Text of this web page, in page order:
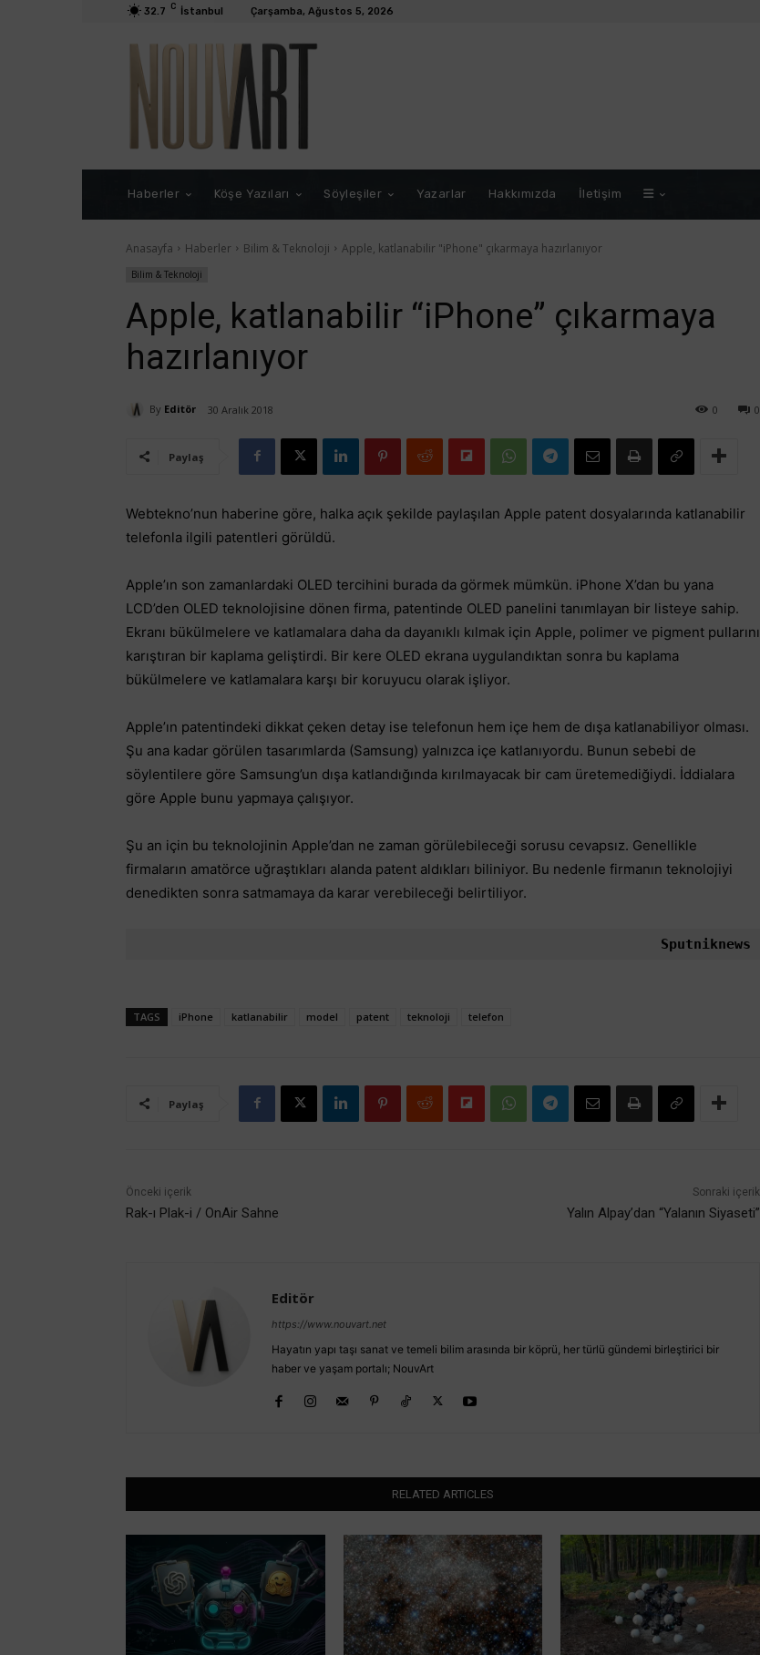
32.7 C İstanbul Çarşamba, Ağustos 5, 2026
Haberler Köşe Yazıları Söyleşiler Yazarlar Hakkımızda İletişim
Anasayfa Haberler Bilim & Teknoloji Apple, katlanabilir "iPhone" çıkarmaya hazırlanıyor
Bilim & Teknoloji
Apple, katlanabilir “iPhone” çıkarmaya
hazırlanıyor
By Editör 30 Aralık 2018 0
0
Paylaş
Webtekno’nun haberine göre, halka açık şekilde paylaşılan Apple patent dosyalarında katlanabilir
telefonla ilgili patentleri görüldü.
Apple’ın son zamanlardaki OLED tercihini burada da görmek mümkün. iPhone X’dan bu yana
LCD’den OLED teknolojisine dönen firma, patentinde OLED panelini tanımlayan bir listeye sahip.
Ekranı bükülmelere ve katlamalara daha da dayanıklı kılmak için Apple, polimer ve pigment pullarını
karıştıran bir kaplama geliştirdi. Bir kere OLED ekrana uygulandıktan sonra bu kaplama
bükülmelere ve katlamalara karşı bir koruyucu olarak işliyor.
Apple’ın patentindeki dikkat çeken detay ise telefonun hem içe hem de dışa katlanabiliyor olması.
Şu ana kadar görülen tasarımlarda (Samsung) yalnızca içe katlanıyordu. Bunun sebebi de
söylentilere göre Samsung’un dışa katlandığında kırılmayacak bir cam üretemediğiydi. İddialara
göre Apple bunu yapmaya çalışıyor.
Şu an için bu teknolojinin Apple’dan ne zaman görülebileceği sorusu cevapsız. Genellikle
firmaların amatörce uğraştıkları alanda patent aldıkları biliniyor. Bu nedenle firmanın teknolojiyi
denedikten sonra satmamaya da karar verebileceği belirtiliyor.
Sputniknews
TAGS iPhone katlanabilir model patent teknoloji telefon
Paylaş
Önceki içerik
Rak-ı Plak-i / OnAir Sahne
Sonraki içerik
Yalın Alpay’dan “Yalanın Siyaseti”
Editör
https://www.nouvart.net
Hayatın yapı taşı sanat ve temeli bilim arasında bir köprü, her türlü gündemi birleştirici bir
haber ve yaşam portalı; NouvArt
RELATED ARTICLES